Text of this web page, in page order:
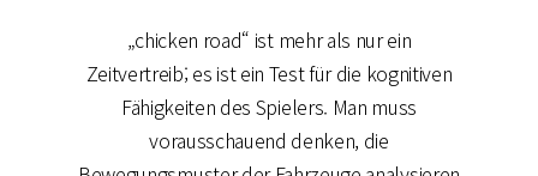
„chicken road“ ist mehr als nur ein
Zeitvertreib; es ist ein Test für die kognitiven
Fähigkeiten des Spielers. Man muss
vorausschauend denken, die